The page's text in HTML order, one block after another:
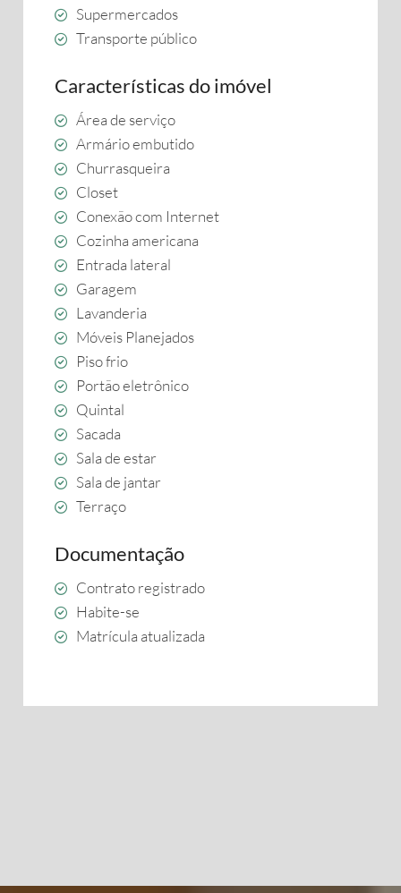
Supermercados
Transporte público
Características do imóvel
Área de serviço
Armário embutido
Churrasqueira
Closet
Conexão com Internet
Cozinha americana
Entrada lateral
Garagem
Lavanderia
Móveis Planejados
Piso frio
Portão eletrônico
Quintal
Sacada
Sala de estar
Sala de jantar
Terraço
Documentação
Contrato registrado
Habite-se
Matrícula atualizada